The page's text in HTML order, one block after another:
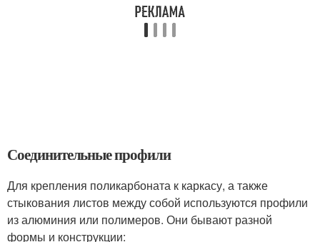
Соединительные профили
Для крепления поликарбоната к каркасу, а также
стыкования листов между собой используются профили
из алюминия или полимеров. Они бывают разной
формы и конструкции: